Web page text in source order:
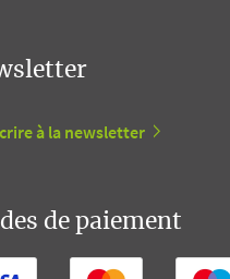
à la newsletter
de paiement